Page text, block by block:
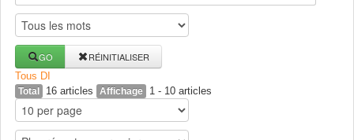
GO RÉINITIALISER
Tous D
Total 16 articles Affichage 1 - 10 articles